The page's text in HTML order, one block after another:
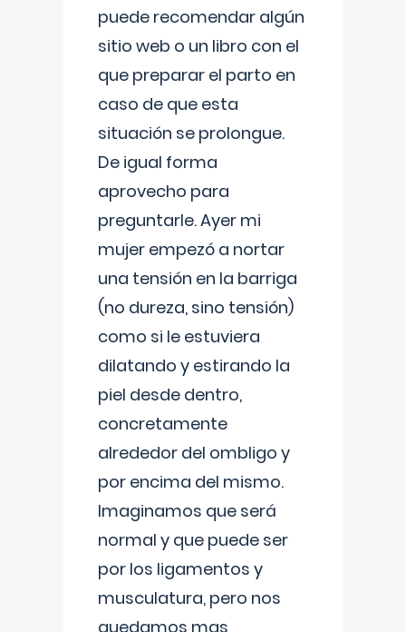
puede recomendar algún
sitio web o un libro con el
que preparar el parto en
caso de que esta
situación se prolongue.
De igual forma
aprovecho para
preguntarle. Ayer mi
mujer empezó a nortar
una tensión en la barriga
(no dureza, sino tensión)
como si le estuviera
dilatando y estirando la
piel desde dentro,
concretamente
alrededor del ombligo y
por encima del mismo.
Imaginamos que será
normal y que puede ser
por los ligamentos y
musculatura, pero nos
quedamos mas